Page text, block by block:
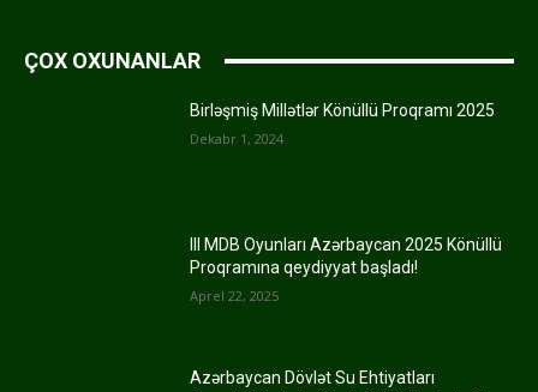
ÇOX OXUNANLAR
Birləşmiş Millətlər Könüllü Proqramı 2025
Dekabr 1, 2024
III MDB Oyunları Azərbaycan 2025 Könüllü
Proqramına qeydiyyat başladı!
Aprel 22, 2025
Azərbaycan Dövlət Su Ehtiyatları